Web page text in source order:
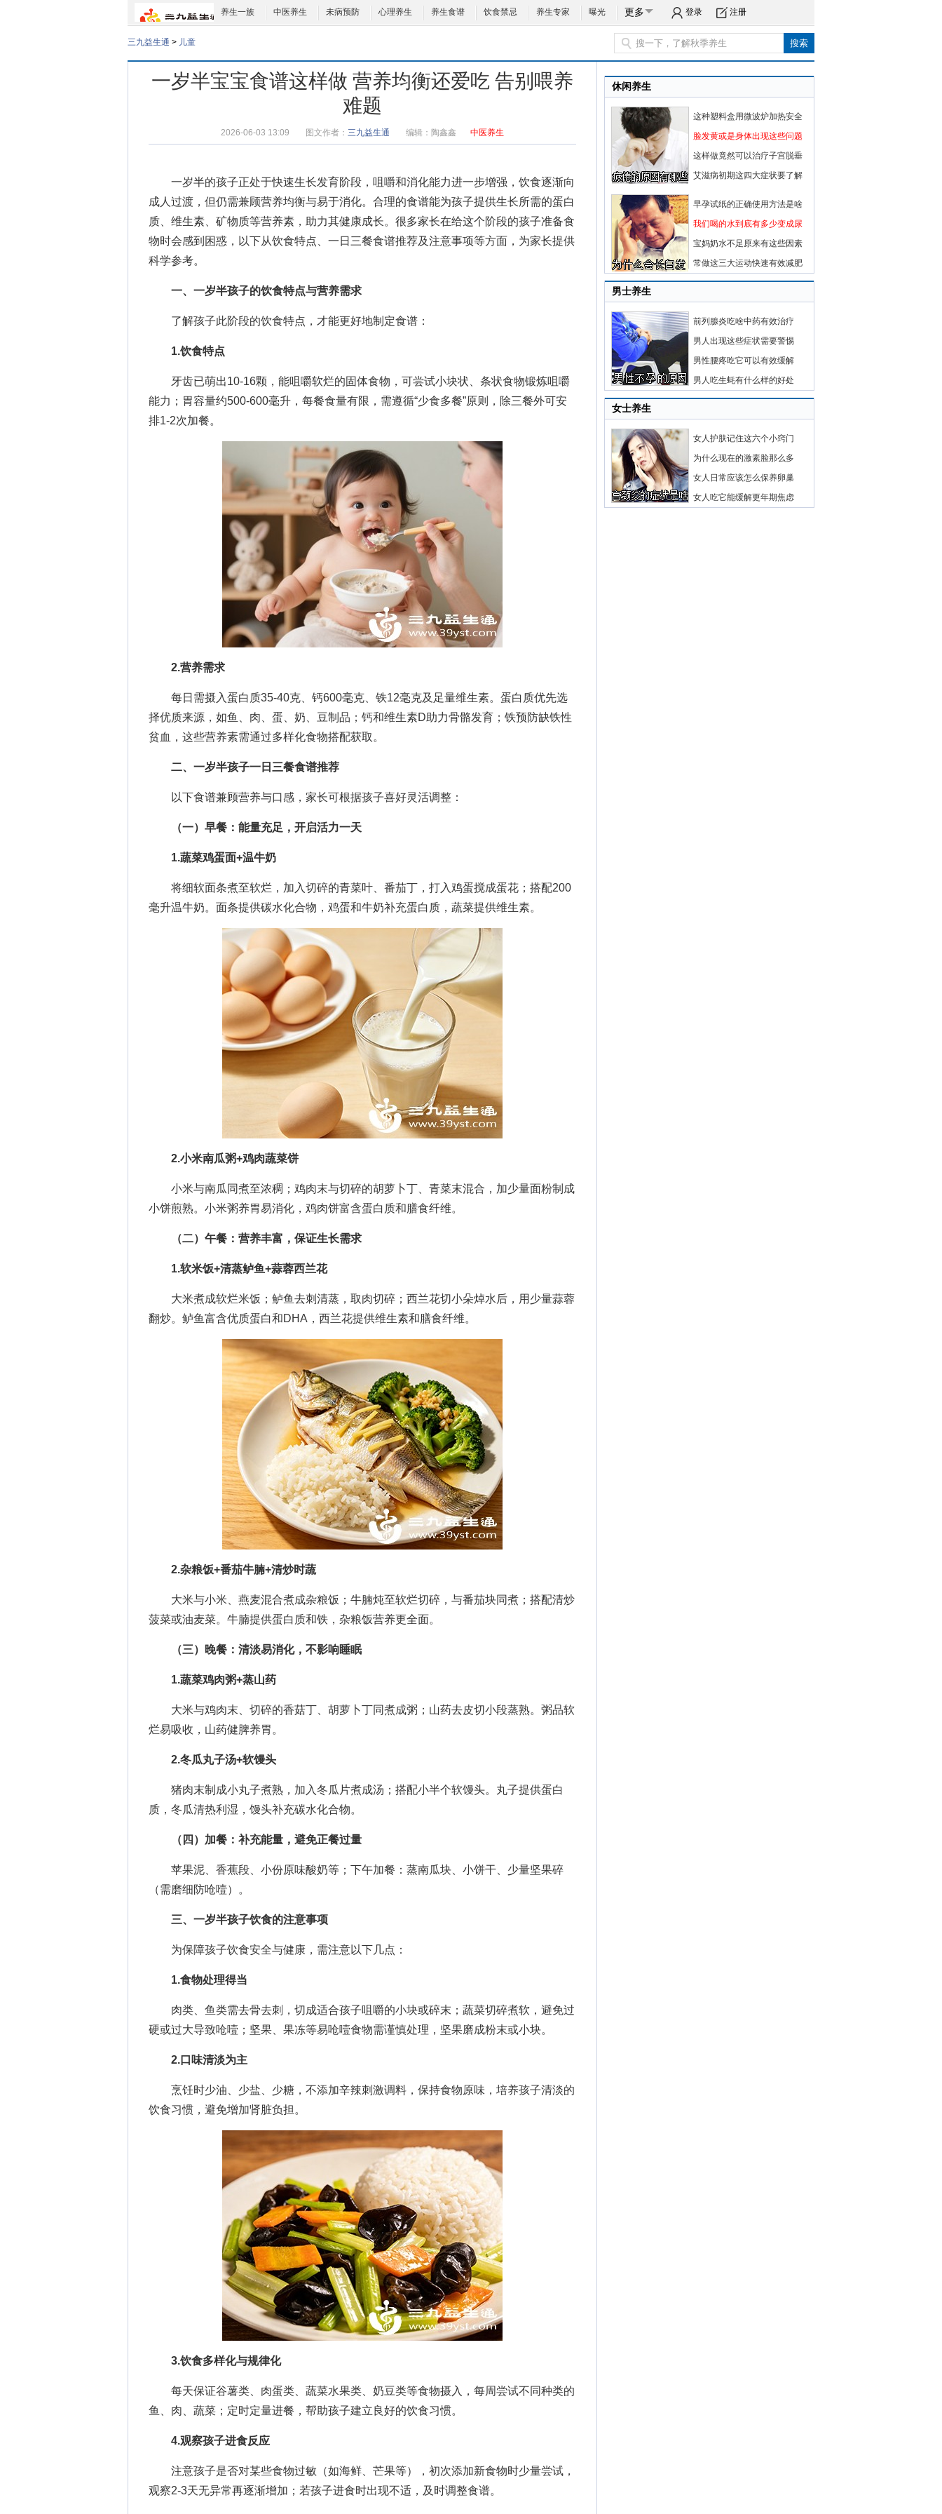
养生一族 中医养生 未病预防 心理养生 养生食谱 饮食禁忌 养生专家 曝光 更多 登录 注册
三九益生通 > 儿童
一岁半宝宝食谱这样做 营养均衡还爱吃 告别喂养
难题
2026-06-03 13:09 图文作者： 三九益生通 编辑： 陶鑫鑫 中医养生
一岁半的孩子正处于快速生长发育阶段，咀嚼和消化能力进一步增强，饮食逐渐向
成人过渡，但仍需兼顾营养均衡与易于消化。合理的食谱能为孩子提供生长所需的蛋白
质、维生素、矿物质等营养素，助力其健康成长。很多家长在给这个阶段的孩子准备食
物时会感到困惑，以下从饮食特点、一日三餐食谱推荐及注意事项等方面，为家长提供
科学参考。
一、一岁半孩子的饮食特点与营养需求
了解孩子此阶段的饮食特点，才能更好地制定食谱：
1.饮食特点
牙齿已萌出10-16颗，能咀嚼软烂的固体食物，可尝试小块状、条状食物锻炼咀嚼
能力；胃容量约500-600毫升，每餐食量有限，需遵循“少食多餐”原则，除三餐外可安
排1-2次加餐。
2.营养需求
每日需摄入蛋白质35-40克、钙600毫克、铁12毫克及足量维生素。蛋白质优先选
择优质来源，如鱼、肉、蛋、奶、豆制品；钙和维生素D助力骨骼发育；铁预防缺铁性
贫血，这些营养素需通过多样化食物搭配获取。
二、一岁半孩子一日三餐食谱推荐
以下食谱兼顾营养与口感，家长可根据孩子喜好灵活调整：
（一）早餐：能量充足，开启活力一天
1.蔬菜鸡蛋面+温牛奶
将细软面条煮至软烂，加入切碎的青菜叶、番茄丁，打入鸡蛋搅成蛋花；搭配200
毫升温牛奶。面条提供碳水化合物，鸡蛋和牛奶补充蛋白质，蔬菜提供维生素。
2.小米南瓜粥+鸡肉蔬菜饼
小米与南瓜同煮至浓稠；鸡肉末与切碎的胡萝卜丁、青菜末混合，加少量面粉制成
小饼煎熟。小米粥养胃易消化，鸡肉饼富含蛋白质和膳食纤维。
（二）午餐：营养丰富，保证生长需求
1.软米饭+清蒸鲈鱼+蒜蓉西兰花
大米煮成软烂米饭；鲈鱼去刺清蒸，取肉切碎；西兰花切小朵焯水后，用少量蒜蓉
翻炒。鲈鱼富含优质蛋白和DHA，西兰花提供维生素和膳食纤维。
2.杂粮饭+番茄牛腩+清炒时蔬
大米与小米、燕麦混合煮成杂粮饭；牛腩炖至软烂切碎，与番茄块同煮；搭配清炒
菠菜或油麦菜。牛腩提供蛋白质和铁，杂粮饭营养更全面。
（三）晚餐：清淡易消化，不影响睡眠
1.蔬菜鸡肉粥+蒸山药
大米与鸡肉末、切碎的香菇丁、胡萝卜丁同煮成粥；山药去皮切小段蒸熟。粥品软
烂易吸收，山药健脾养胃。
2.冬瓜丸子汤+软馒头
猪肉末制成小丸子煮熟，加入冬瓜片煮成汤；搭配小半个软馒头。丸子提供蛋白
质，冬瓜清热利湿，馒头补充碳水化合物。
（四）加餐：补充能量，避免正餐过量
苹果泥、香蕉段、小份原味酸奶等；下午加餐：蒸南瓜块、小饼干、少量坚果碎
（需磨细防呛噎）。
三、一岁半孩子饮食的注意事项
为保障孩子饮食安全与健康，需注意以下几点：
1.食物处理得当
肉类、鱼类需去骨去刺，切成适合孩子咀嚼的小块或碎末；蔬菜切碎煮软，避免过
硬或过大导致呛噎；坚果、果冻等易呛噎食物需谨慎处理，坚果磨成粉末或小块。
2.口味清淡为主
烹饪时少油、少盐、少糖，不添加辛辣刺激调料，保持食物原味，培养孩子清淡的
饮食习惯，避免增加肾脏负担。
3.饮食多样化与规律化
每天保证谷薯类、肉蛋类、蔬菜水果类、奶豆类等食物摄入，每周尝试不同种类的
鱼、肉、蔬菜；定时定量进餐，帮助孩子建立良好的饮食习惯。
4.观察孩子进食反应
注意孩子是否对某些食物过敏（如海鲜、芒果等），初次添加新食物时少量尝试，
观察2-3天无异常再逐渐增加；若孩子进食时出现不适，及时调整食谱。
休闲养生
这种塑料盒用微波炉加热安全
脸发黄或是身体出现这些问题
这样做竟然可以治疗子宫脱垂
艾滋病初期这四大症状要了解
早孕试纸的正确使用方法是啥
我们喝的水到底有多少变成尿
宝妈奶水不足原来有这些因素
常做这三大运动快速有效减肥
男士养生
前列腺炎吃啥中药有效治疗
男人出现这些症状需要警惕
男性腰疼吃它可以有效缓解
男人吃生蚝有什么样的好处
女士养生
女人护肤记住这六个小窍门
为什么现在的激素脸那么多
女人日常应该怎么保养卵巢
女人吃它能缓解更年期焦虑